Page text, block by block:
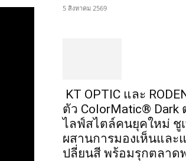
5 สิงหาคม 2569
KT OPTIC และ
ตัว ColorMatic® Dark
ไลฟ์สไตล์คนยุคใหม่ ชู
ผสานการมองเห็นและ
ปลี่ยนสี พร้อมรุกตลาด